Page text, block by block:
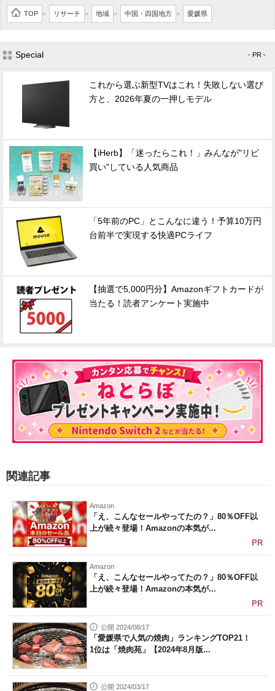
TOP > リサーチ > 地域 > 中国・四国地方 > 愛媛県
Special - PR -
これから選ぶ新型TVはこれ！失敗しない選び
方と、2026年夏の一押しモデル
【iHerb】「迷ったらこれ！」みんなが"リピ
買い"している人気商品
「5年前のPC」とこんなに違う！予算10万円
台前半で実現する快適PCライフ
【抽選で5,000円分】Amazonギフトカードが
当たる！読者アンケート実施中
関連記事
Amazon
「え、こんなセールやってたの？」80％OFF以
上が続々登場！Amazonの本気が...
PR
Amazon
「え、こんなセールやってたの？」80％OFF以
上が続々登場！Amazonの本気が...
PR
公開 2024/08/17
「愛媛県で人気の焼肉」ランキングTOP21！
1位は「焼肉苑」【2024年8月版...
公開 2024/03/17